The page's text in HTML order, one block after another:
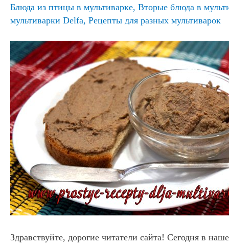
Блюда из птицы в мультиварке, Вторые блюда в
мультиварки Delfa, Рецепты для разных мультиварок
Здравствуйте, дорогие читатели сайта! Сегодня в